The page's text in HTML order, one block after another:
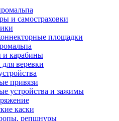
и самостраховки
площадки
и карабины
веревки
привязи
устройства и зажимы
каски
репшнуры